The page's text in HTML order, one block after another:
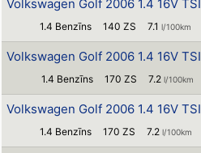
Volkswagen Golf 2006 1.4 16V TSI
1.4 Benzīns 140 ZS 7.1l/100km
Volkswagen Golf 2006 1.4 16V TSI
1.4 Benzīns 170 ZS 7.2 l/100km
Volkswagen Golf 2006 1.4 16V TSI
1.4 Benzīns 170 ZS 7.2 l/100km